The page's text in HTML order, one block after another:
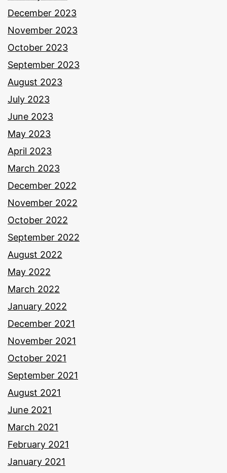
December 2023
November 2023
October 2023
September 2023
August 2023
July 2023
June 2023
May 2023
April 2023
March 2023
December 2022
November 2022
October 2022
September 2022
August 2022
May 2022
March 2022
January 2022
December 2021
November 2021
October 2021
September 2021
August 2021
June 2021
March 2021
February 2021
January 2021